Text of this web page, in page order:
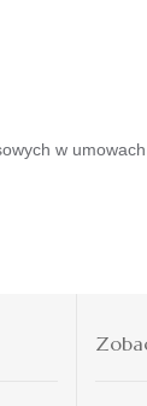
w umowach